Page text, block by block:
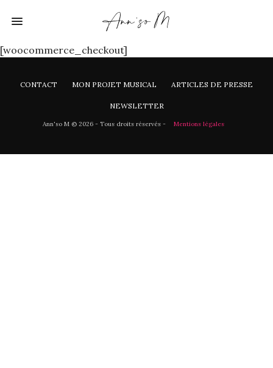
[woocommerce_checkout]
CONTACT MON PROJET MUSICAL ARTICLES DE PRESSE
NEWSLETTER
Ann'so M © 2026 - Tous droits réservés - Mentions légales